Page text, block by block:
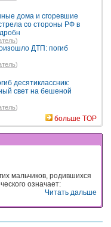
дома и сгоревшие
со стороны РФ в
)
ДТП: погиб
)
десятиклассник:
свет на бешеной
)
больше TOP
мальчиков, родившихся
означает:
Читать дальше